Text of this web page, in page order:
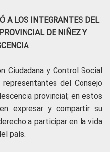
A LOS INTEGRANTES DEL
DE NIÑEZ Y
Ciudadana y Control Social
del Consejo
provincial; en estos
expresar y compartir su
a participar en la vida
país.